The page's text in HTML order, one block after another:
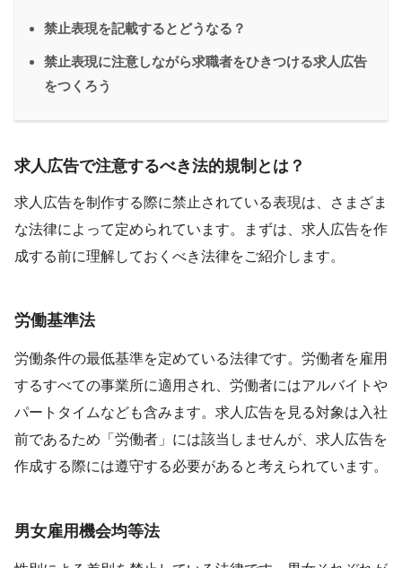
禁止表現を記載するとどうなる？
禁止表現に注意しながら求職者をひきつける求人広告
をつくろう
求人広告で注意するべき法的規制とは？
求人広告を制作する際に禁止されている表現は、さまざま
な法律によって定められています。まずは、求人広告を作
成する前に理解しておくべき法律をご紹介します。
労働基準法
労働条件の最低基準を定めている法律です。労働者を雇用
するすべての事業所に適用され、労働者にはアルバイトや
パートタイムなども含みます。求人広告を見る対象は入社
前であるため「労働者」には該当しませんが、求人広告を
作成する際には遵守する必要があると考えられています。
男女雇用機会均等法